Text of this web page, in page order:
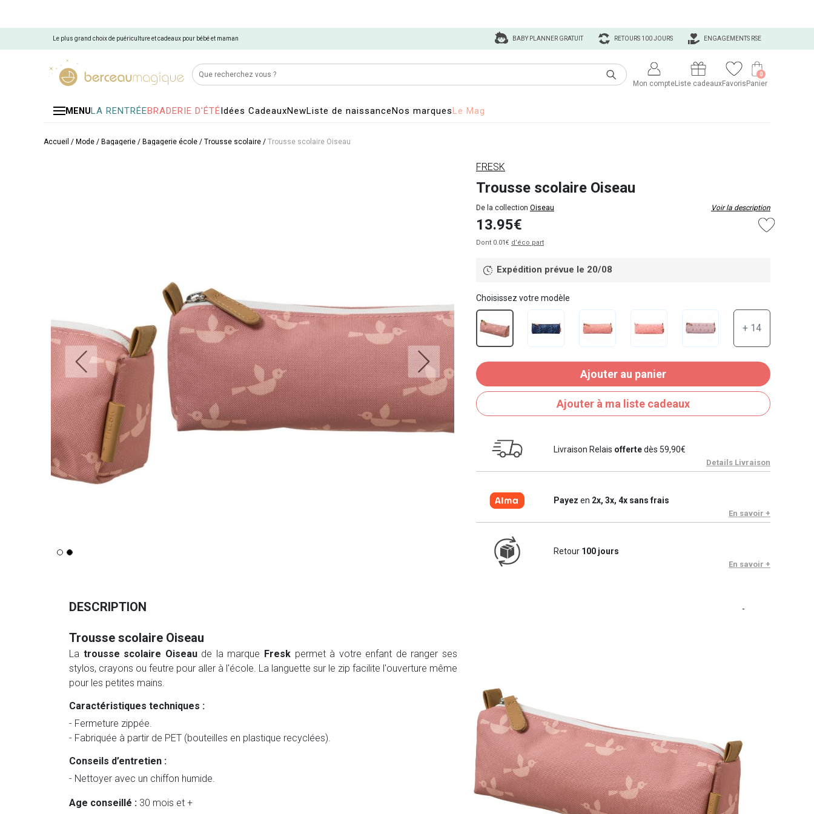
Le plus grand choix de puériculture et cadeaux pour bébé et maman ENGAGEMENTS RSE
RETOURS 100 JOURS
BABY PLANNER GRATUIT
Mon compteListe cadeauxFavoris Panier
0
MENULA RENTRÉEBRADERIE D'ÉTÉIdées CadeauxNewListe de naissanceNos marquesLe Mag
Accueil / Mode / Bagagerie / Bagagerie école / Trousse scolaire / Trousse scolaire Oiseau
FRESK
Trousse scolaire Oiseau
De la collection Oiseau Voir la description
13.95€
Dont 0.01€ d’éco part
Expédition prévue le 20/08
Choisissez votre modèle
+ 14
Ajouter au panier
Ajouter à ma liste cadeaux
Livraison Relais offertedès 59,90€
Details Livraison
Payez en 2x, 3x, 4x sans frais
En savoir +
Retour 100 jours
En savoir +
DESCRIPTION -
Trousse scolaire Oiseau
La trousse scolaire Oiseaude la marque Fresk permet à votre enfant de ranger ses
stylos, crayons ou feutre pour aller à l'école. La languette sur le zip facilite l'ouverture même
pour les petites mains.
Caractéristiques techniques :
- Fermeture zippée.
- Fabriquée à partir de PET (bouteilles en plastique recyclées).
Conseils d’entretien :
- Nettoyer avec un chiffon humide.
Age conseillé : 30 mois et +